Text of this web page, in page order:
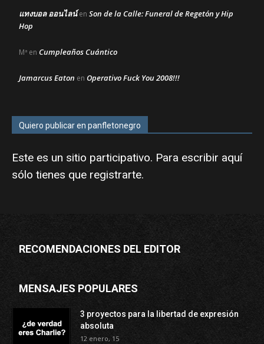
แทงบอล ออนไลน์en Son de la Calle: Funeral de Regetón y Hip
Hop
Mª en Cumpleaños Cuántico
Jamarcus Eaton en Operativo Fuck You 2008!!!
Quiero publicar en panfletonegro
Este es un sitio participativo. Para escribir aquí
sólo tienes que registrarte.
RECOMENDACIONES DEL EDITOR
MENSAJES POPULARES
3 proyectos para la libertad de expresión
absoluta
12 enero, 15